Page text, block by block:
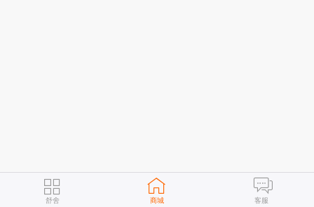
舒舍 商城 客服